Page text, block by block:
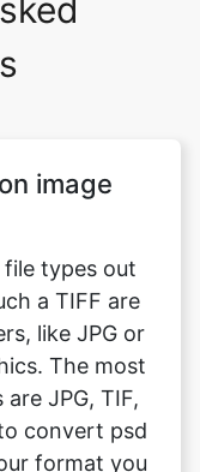
image
a TIFF are
like JPG or
The most
JPG, TIF,
convert psd
format you
image file.
instantly and
after only a